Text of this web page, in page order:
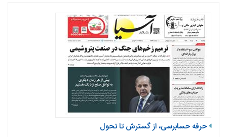
حرفه حسابرسی، از گسترش تا تحول